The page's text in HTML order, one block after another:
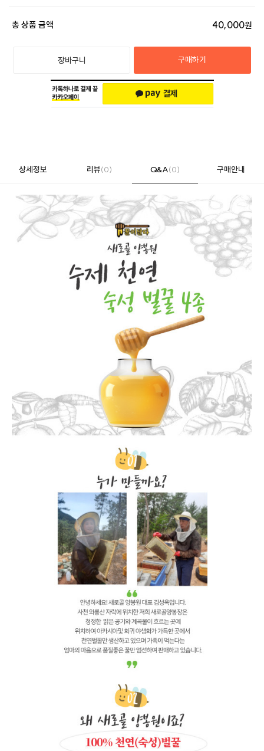
총 상품 금액 40,000원
장바구니 구매하기
상세정보 리뷰(0) Q&A(0) 구매안내